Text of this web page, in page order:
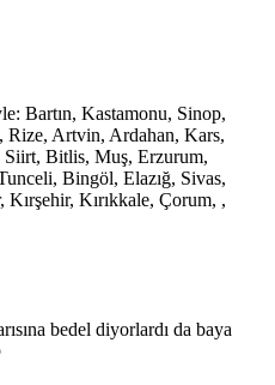
Bartın, Kastamonu, Sinop,
Rize, Artvin, Ardahan, Kars,
Siirt, Bitlis, Muş, Erzurum,
Bingöl, Elazığ, Sivas,
Kırıkkale, Çorum, ,
bedel diyorlardı da baya